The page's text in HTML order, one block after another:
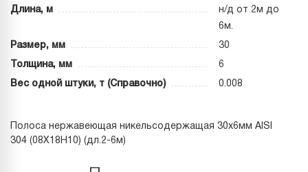
Длина, м
н/д от 2м до
6м.
Размер, мм 30
Толщина, мм 6
Вес одной штуки, т (Справочно) 0.008
Полоса нержавеющая никельсодержащая 30х6мм AISI
304 (08Х18Н10) (дл.2-6м)